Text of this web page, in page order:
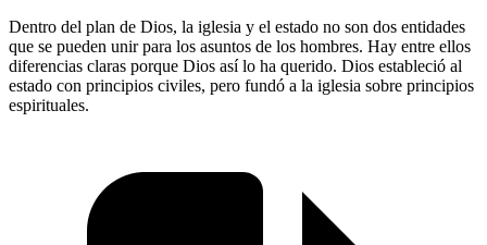
Dentro del plan de Dios, la iglesia y el estado no son dos entidades
que se pueden unir para los asuntos de los hombres. Hay entre ellos
diferencias claras porque Dios así lo ha querido. Dios estableció al
estado con principios civiles, pero fundó a la iglesia sobre principios
espirituales.